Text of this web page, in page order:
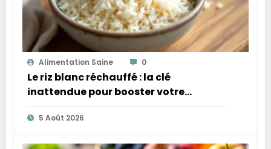
Alimentation Saine 0
Le riz blanc réchauffé : la clé
inattendue pour booster votre
microbiote
5 Août 2026